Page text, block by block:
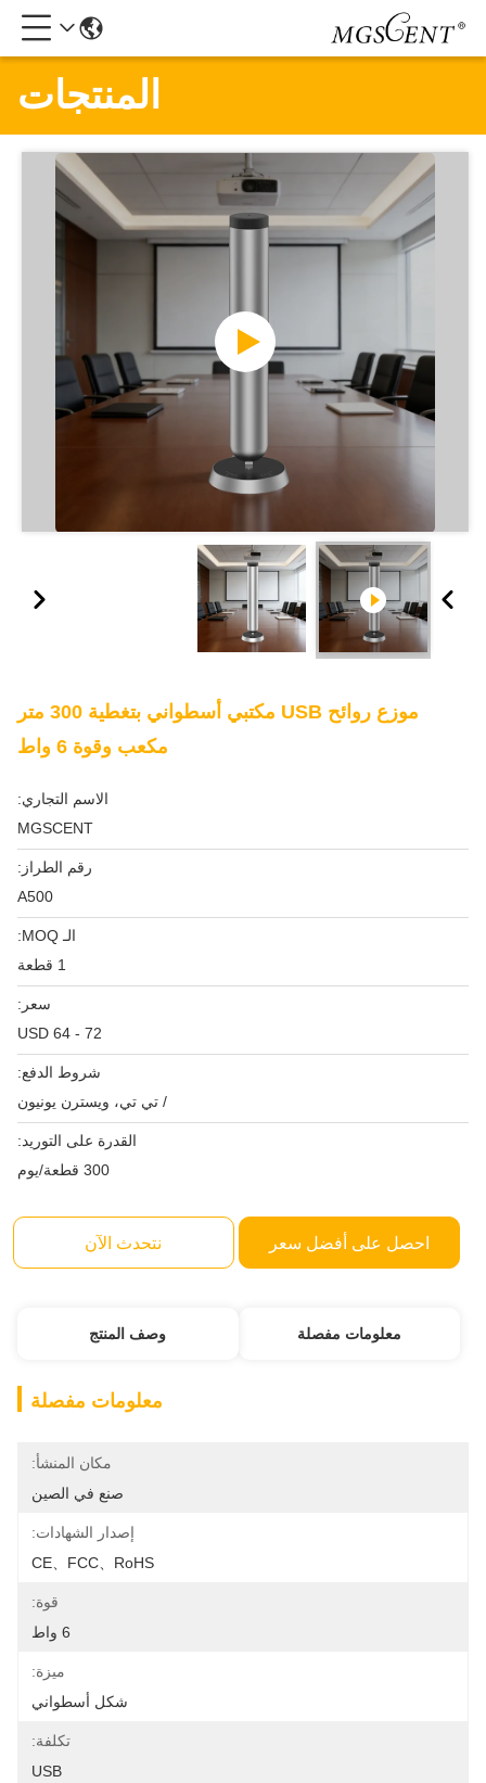
المنتجات
موزع روائح USB مكتبي أسطواني بتغطية 300 متر
مكعب وقوة 6 واط
الاسم التجاري:
MGSCENT
رقم الطراز:
A500
الـ MOQ:
1 قطعة
سعر:
USD 64 - 72
شروط الدفع:
/ تي تي، ويسترن يونيون
القدرة على التوريد:
300 قطعة/يوم
احصل على أفضل سعر نتحدث الآن
معلومات مفصلة وصف المنتج
معلومات مفصلة
مكان المنشأ:
صنع في الصين
إصدار الشهادات:
CE、FCC、RoHS
قوة:
6 واط
ميزة:
شكل أسطواني
تكلفة:
USB